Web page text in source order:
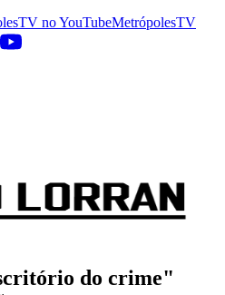
noYouTubeMetrópolesTV
do crime"